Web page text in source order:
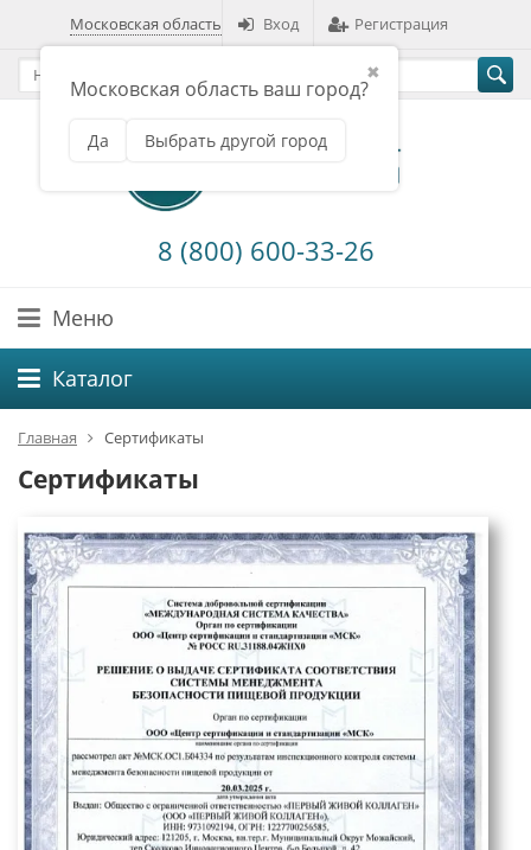
Московская область
✖
Московская область ваш город?
Да Выбрать другой город
Вход Регистрация
8 (800) 600-33-26
Меню
Каталог
Главная Сертификаты
Сертификаты